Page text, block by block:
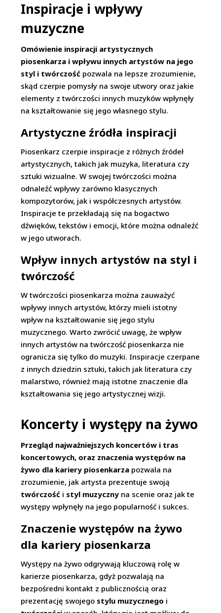
Inspiracje i wpływy
muzyczne
Omówienie inspiracji artystycznych
piosenkarza i wpływu innych artystów na jego
styl i twórczość pozwala na lepsze zrozumienie,
skąd czerpie pomysły na swoje utwory oraz jakie
elementy z twórczości innych muzyków wpłynęły
na kształtowanie się jego własnego stylu.
Artystyczne źródła inspiracji
Piosenkarz czerpie inspiracje z różnych źródeł
artystycznych, takich jak muzyka, literatura czy
sztuki wizualne. W swojej twórczości można
odnaleźć wpływy zarówno klasycznych
kompozytorów, jak i współczesnych artystów.
Inspiracje te przekładają się na bogactwo
dźwięków, tekstów i emocji, które można odnaleźć
w jego utworach.
Wpływ innych artystów na styl i
twórczość
W twórczości piosenkarza można zauważyć
wpływy innych artystów, którzy mieli istotny
wpływ na kształtowanie się jego stylu
muzycznego. Warto zwrócić uwagę, że wpływ
innych artystów na twórczość piosenkarza nie
ogranicza się tylko do muzyki. Inspiracje czerpane
z innych dziedzin sztuki, takich jak literatura czy
malarstwo, również mają istotne znaczenie dla
kształtowania się jego artystycznej wizji.
Koncerty i występy na żywo
Przegląd najważniejszych koncertów i tras
koncertowych, oraz znaczenia występów na
żywo dla kariery piosenkarza pozwala na
zrozumienie, jak artysta prezentuje swoją
twórczość i styl muzyczny na scenie oraz jak te
występy wpłynęły na jego popularność i sukces.
Znaczenie występów na żywo
dla kariery piosenkarza
Występy na żywo odgrywają kluczową rolę w
karierze piosenkarza, gdyż pozwalają na
bezpośredni kontakt z publicznością oraz
prezentację swojego stylu muzycznego i